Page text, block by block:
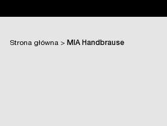
Strona główna > MIA Handbrause